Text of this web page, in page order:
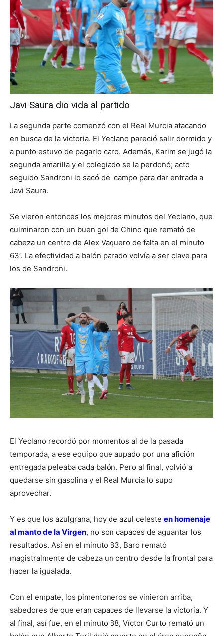
Javi Saura dio vida al partido
La segunda parte comenzó con el Real Murcia atacando
en busca de la victoria. El Yeclano pareció salir dormido y
a punto estuvo de pagarlo caro. Además, Karim se jugó la
segunda amarilla y el colegiado se la perdonó; acto
seguido Sandroni lo sacó del campo para dar entrada a
Javi Saura.
Se vieron entonces los mejores minutos del Yeclano, que
culminaron con un buen gol de Chino que remató de
cabeza un centro de Alex Vaquero de falta en el minuto
63′. La efectividad a balón parado volvía a ser clave para
los de Sandroni.
El Yeclano recordó por momentos al de la pasada
temporada, a ese equipo que aupado por una afición
entregada peleaba cada balón. Pero al final, volvió a
quedarse sin gasolina y el Real Murcia lo supo
aprovechar.
Y es que los azulgrana, hoy de azul celeste en homenaje
al manto de la Virgen, no son capaces de aguantar los
resultados. Así en el minuto 83, Baro remató
magistralmente de cabeza un centro desde la frontal para
hacer la igualada.
Con el empate, los pimentoneros se vinieron arriba,
sabedores de que eran capaces de llevarse la victoria. Y
al final, así fue, en el minuto 88, Víctor Curto remató un